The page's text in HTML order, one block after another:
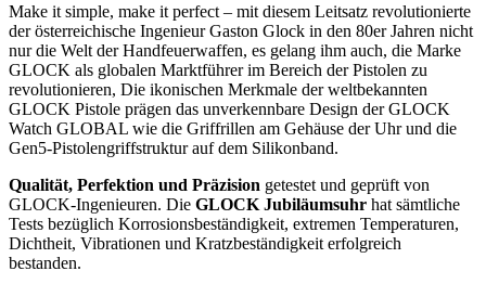
Make it simple, make it perfect – mit diesem Leitsatz revolutionierte
der österreichische Ingenieur Gaston Glock in den 80er Jahren nicht
nur die Welt der Handfeuerwaffen, es gelang ihm auch, die Marke
GLOCK als globalen Marktführer im Bereich der Pistolen zu
revolutionieren, Die ikonischen Merkmale der weltbekannten
GLOCK Pistole prägen das unverkennbare Design der GLOCK
Watch GLOBAL wie die Griffrillen am Gehäuse der Uhr und die
Gen5-Pistolengriffstruktur auf dem Silikonband.
Qualität, Perfektion und Präzision getestet und geprüft von
GLOCK-Ingenieuren. Die GLOCK Jubiläumsuhr hat sämtliche
Tests bezüglich Korrosionsbeständigkeit, extremen Temperaturen,
Dichtheit, Vibrationen und Kratzbeständigkeit erfolgreich
bestanden.